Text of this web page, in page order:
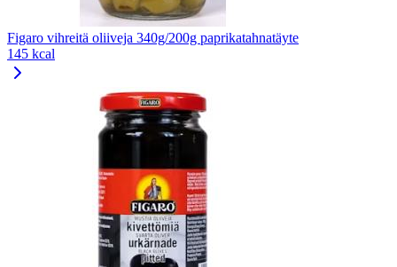
Figaro vihreitä oliiveja 340g/200g paprikatahnatäyte
145 kcal